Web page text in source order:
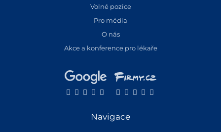
Volné pozice
Pro média
O nás
Akce a konference pro lékaře
Navigace